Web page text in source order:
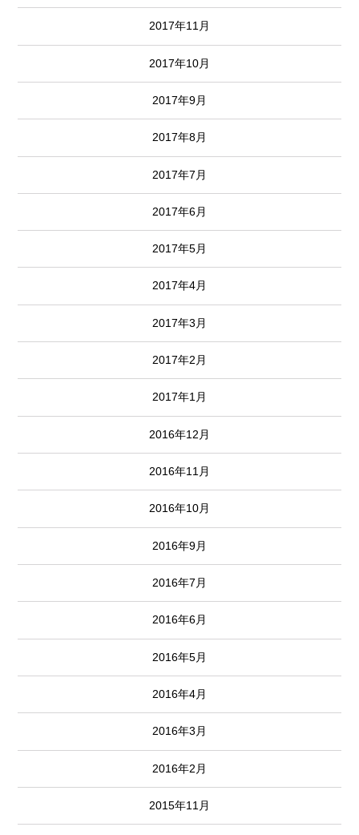
2017年11月
2017年10月
2017年9月
2017年8月
2017年7月
2017年6月
2017年5月
2017年4月
2017年3月
2017年2月
2017年1月
2016年12月
2016年11月
2016年10月
2016年9月
2016年7月
2016年6月
2016年5月
2016年4月
2016年3月
2016年2月
2015年11月